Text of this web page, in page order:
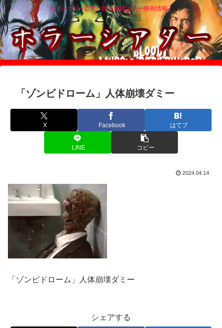
カルトホラー監督が贈る厳選ホラー映画情報！
「ゾンビドローム」人体崩壊ダミー
X Facebook はてブ
LINE コピー
2024.04.14
「ゾンビドローム」人体崩壊ダミー
シェアする